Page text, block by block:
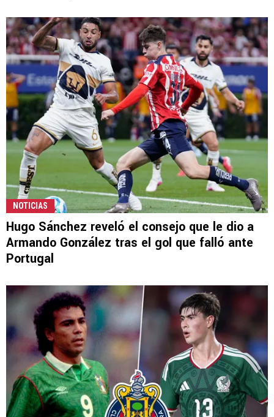
NOTICIAS
Hugo Sánchez reveló el consejo que le dio a
Armando González tras el gol que falló ante
Portugal